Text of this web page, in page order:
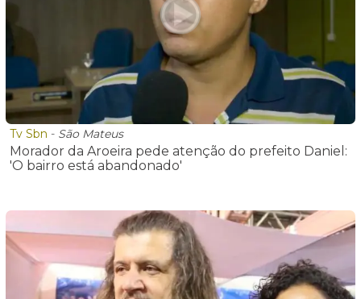
Tv Sbn - São Mateus
Morador da Aroeira pede atenção do prefeito Daniel:
'O bairro está abandonado'